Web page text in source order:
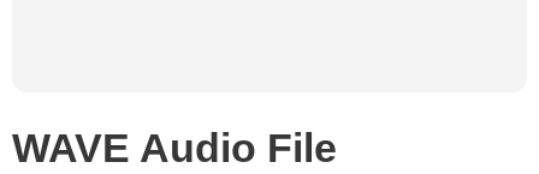
WAVE Audio File